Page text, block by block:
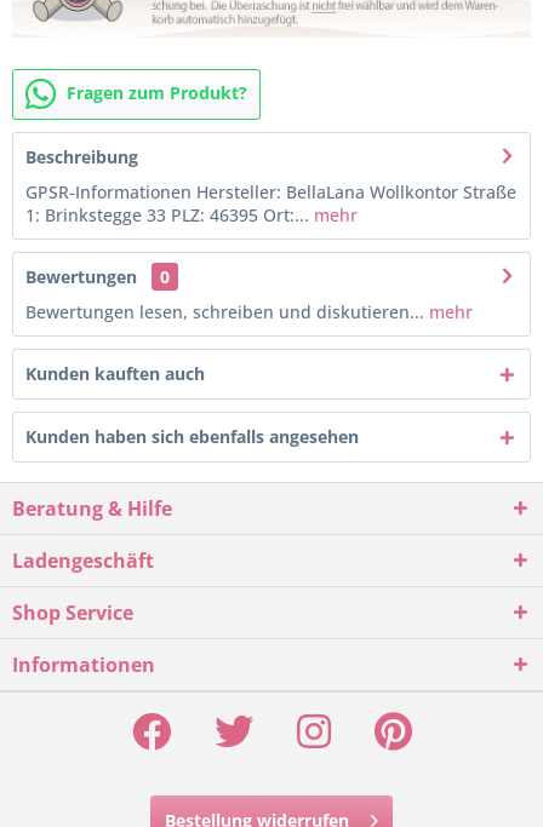
Fragen zum Produkt?
Beschreibung
GPSR-Informationen Hersteller: BellaLana Wollkontor Straße
1: Brinkstegge 33 PLZ: 46395 Ort:... mehr
Bewertungen
0
Bewertungen lesen, schreiben und diskutieren... mehr
Kunden kauften auch
Kunden haben sich ebenfalls angesehen
Beratung & Hilfe
Ladengeschäft
Shop Service
Informationen
Bestellung widerrufen